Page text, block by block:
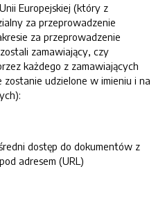
Europejskiej (który z
za przeprowadzenie
za przeprowadzenie
zamawiający, czy
każdego z zamawiających
udzielone w imieniu i na
dostęp do dokumentów z
adresem (URL)